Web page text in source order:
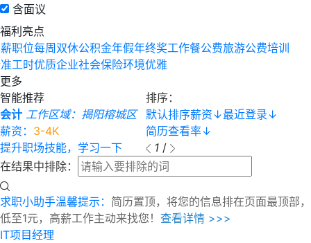
含面议
福利亮点
职位每周双休公积金年假年终奖工作餐公费旅游公费培训
工时优质企业社会保险环境优雅
更多
智能推荐
会计 工作区域：揭阳榕城区
薪资： 3-4K
提升职场技能，学习一下
排序：
默认排序薪资↓最近登录↓
简历查看率↓
1 /
在结果中排除：
求职小助手温馨提示： 简历置顶，将您的信息排在页面最顶部，
低至1元，高薪工作主动来找您！ 查看详情 >>>
IT项目经理